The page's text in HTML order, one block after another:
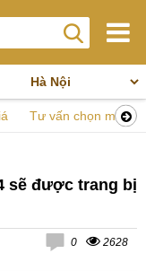
Tư vấn chọn mua
sẽ được trang bị
0 2628